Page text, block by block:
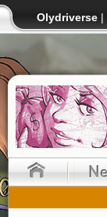
Olydriverse |